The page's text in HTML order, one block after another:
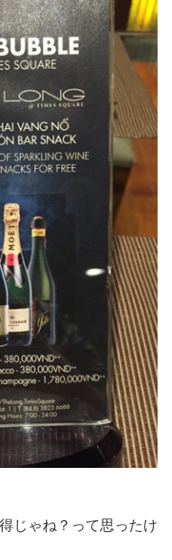
じゃね？って思ったけ